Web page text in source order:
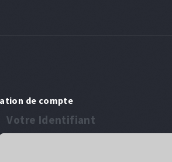
de compte
Votre Identifiant